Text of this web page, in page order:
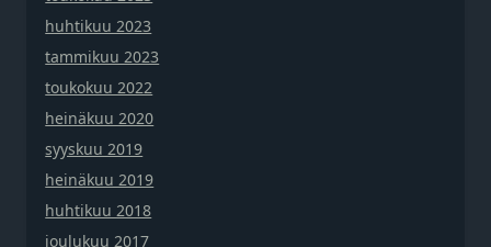
huhtikuu 2023
tammikuu 2023
toukokuu 2022
heinäkuu 2020
syyskuu 2019
heinäkuu 2019
huhtikuu 2018
joulukuu 2017